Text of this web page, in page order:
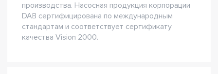
производства. Насосная продукция корпорации
DAB сертифицирована по международным
стандартам и соответствует сертификату
качества Vision 2000.